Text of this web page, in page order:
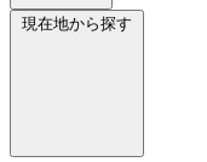
現在地から探す